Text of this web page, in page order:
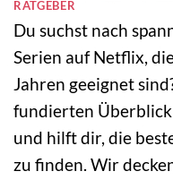
RATGEBER
Du suchst nach
Serien auf Netflix,
Jahren geeignet
fundierten
und hilft dir, die
zu finden. Wir